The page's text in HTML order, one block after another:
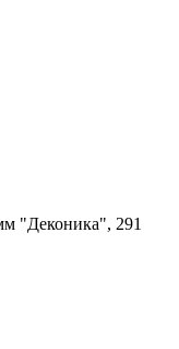
"Деконика", 291